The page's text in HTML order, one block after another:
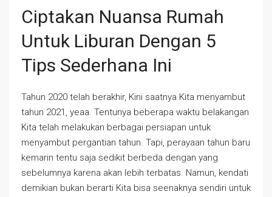
Ciptakan Nuansa Rumah
Untuk Liburan Dengan 5
Tips Sederhana Ini
Tahun 2020 telah berakhir, Kini saatnya Kita menyambut
tahun 2021, yeaa. Tentunya beberapa waktu belakangan
Kita telah melakukan berbagai persiapan untuk
menyambut pergantian tahun. Tapi, perayaan tahun baru
kemarin tentu saja sedikit berbeda dengan yang
sebelumnya karena akan lebih terbatas. Namun, kendati
demikian bukan berarti Kita bisa seenaknya sendiri untuk